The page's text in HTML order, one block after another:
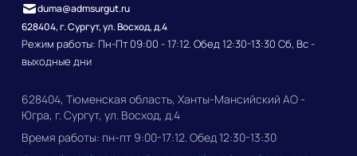
628404, г. Сургут, ул. Восход, д.4
Режим работы: Пн-Пт 09:00 - 17:12. Обед 12:30-13:30 Сб, Вс -
выходные дни
duma@admsurgut.ru
628404, Тюменская область, Ханты-Мансийский АО -
Югра, г. Сургут, ул. Восход, д.4
Время работы: пн-пт 9:00-17:12. Обед 12:30-13:30